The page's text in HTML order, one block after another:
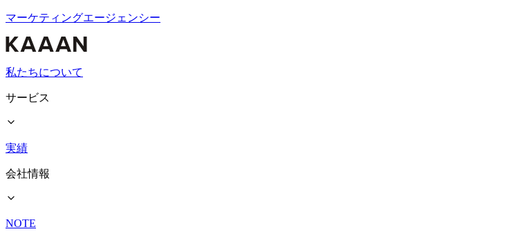
マーケティングエージェンシー
私たちについて
サービス
実績
会社情報
NOTE